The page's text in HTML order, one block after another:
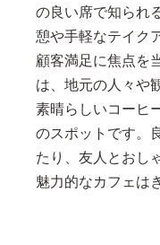
の良い席で知られ
憩や手軽なテイク
顧客満足に焦点を
は、地元の人々や
素晴らしいコーヒ
のスポットです。
たり、友人とおし
魅力的なカフェは